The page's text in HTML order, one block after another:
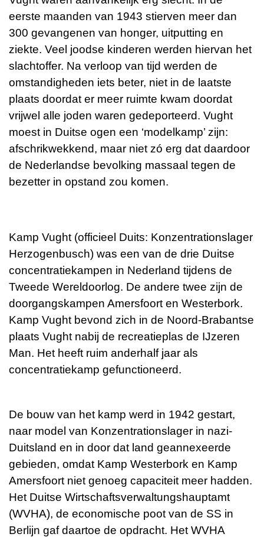
eerste maanden van 1943 stierven meer dan
300 gevangenen van honger, uitputting en
ziekte. Veel joodse kinderen werden hiervan het
slachtoffer. Na verloop van tijd werden de
omstandigheden iets beter, niet in de laatste
plaats doordat er meer ruimte kwam doordat
vrijwel alle joden waren gedeporteerd. Vught
moest in Duitse ogen een ‘modelkamp’ zijn:
afschrikwekkend, maar niet zó erg dat daardoor
de Nederlandse bevolking massaal tegen de
bezetter in opstand zou komen.
Kamp Vught (officieel Duits: Konzentrationslager
Herzogenbusch) was een van de drie Duitse
concentratiekampen in Nederland tijdens de
Tweede Wereldoorlog. De andere twee zijn de
doorgangskampen Amersfoort en Westerbork.
Kamp Vught bevond zich in de Noord-Brabantse
plaats Vught nabij de recreatieplas de IJzeren
Man. Het heeft ruim anderhalf jaar als
concentratiekamp gefunctioneerd.
De bouw van het kamp werd in 1942 gestart,
naar model van Konzentrationslager in nazi-
Duitsland en in door dat land geannexeerde
gebieden, omdat Kamp Westerbork en Kamp
Amersfoort niet genoeg capaciteit meer hadden.
Het Duitse Wirtschaftsverwaltungshauptamt
(WVHA), de economische poot van de SS in
Berlijn gaf daartoe de opdracht. Het WVHA